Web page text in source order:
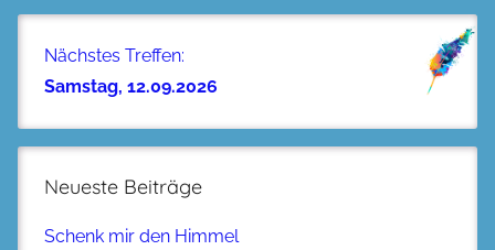
Nächstes Treffen:
Samstag, 12.09.2026
Neueste Beiträge
Schenk mir den Himmel